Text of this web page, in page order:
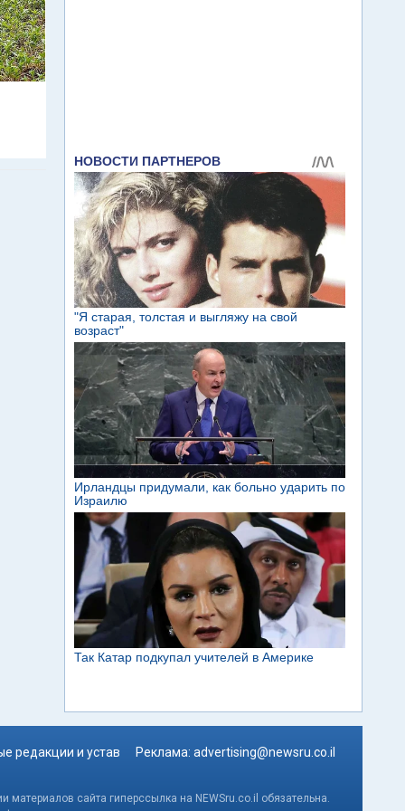
редакции и устав Реклама: advertising@newsru.co.il
сайта гиперссылка на NEWSru.co.il обязательна.